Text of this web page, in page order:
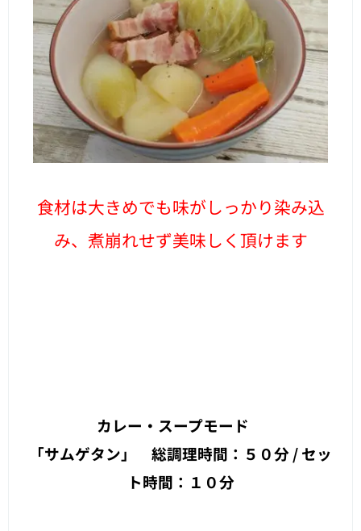
食材は大きめでも味がしっかり染み込
み、煮崩れせず美味しく頂けます
カレー・スープモード
「サムゲタン」 総調理時間：５０分 / セッ
ト時間：１０分